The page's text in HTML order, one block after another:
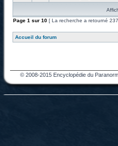
Page 1 sur 10 [ La recherche a retourné
Accueil du forum
© 2008-2015 Encyclopédie du